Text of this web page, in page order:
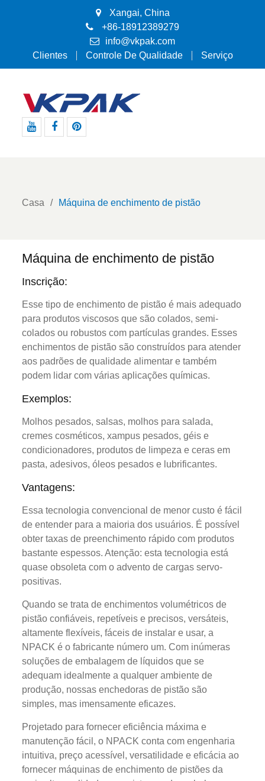
Xangai, China
+86-18912389279
info@vkpak.com
Clientes
Controle De Qualidade Serviço
Casa Máquina de enchimento de pistão
Máquina de enchimento de pistão
Inscrição:
Esse tipo de enchimento de pistão é mais adequado
para produtos viscosos que são colados, semi-
colados ou robustos com partículas grandes. Esses
enchimentos de pistão são construídos para atender
aos padrões de qualidade alimentar e também
podem lidar com várias aplicações químicas.
Exemplos:
Molhos pesados, salsas, molhos para salada,
cremes cosméticos, xampus pesados, géis e
condicionadores, produtos de limpeza e ceras em
pasta, adesivos, óleos pesados e lubrificantes.
Vantagens:
Essa tecnologia convencional de menor custo é fácil
de entender para a maioria dos usuários. É possível
obter taxas de preenchimento rápido com produtos
bastante espessos. Atenção: esta tecnologia está
quase obsoleta com o advento de cargas servo-
positivas.
Quando se trata de enchimentos volumétricos de
pistão confiáveis, repetíveis e precisos, versáteis,
altamente flexíveis, fáceis de instalar e usar, a
NPACK é o fabricante número um. Com inúmeras
soluções de embalagem de líquidos que se
adequam idealmente a qualquer ambiente de
produção, nossas enchedoras de pistão são
simples, mas imensamente eficazes.
Projetado para fornecer eficiência máxima e
manutenção fácil, o NPACK conta com engenharia
intuitiva, preço acessível, versatilidade e eficácia ao
fornecer máquinas de enchimento de pistões da